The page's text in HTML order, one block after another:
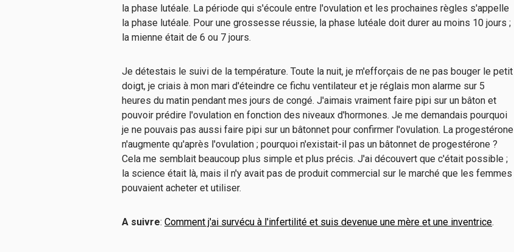
la phase lutéale. La période qui s'écoule entre l'ovulation et les prochaines règles s'appelle
la phase lutéale. Pour une grossesse réussie, la phase lutéale doit durer au moins 10 jours ;
la mienne était de 6 ou 7 jours.
Je détestais le suivi de la température. Toute la nuit, je m'efforçais de ne pas bouger le petit
doigt, je criais à mon mari d'éteindre ce fichu ventilateur et je réglais mon alarme sur 5
heures du matin pendant mes jours de congé. J'aimais vraiment faire pipi sur un bâton et
pouvoir prédire l'ovulation en fonction des niveaux d'hormones. Je me demandais pourquoi
je ne pouvais pas aussi faire pipi sur un bâtonnet pour confirmer l'ovulation. La progestérone
n'augmente qu'après l'ovulation ; pourquoi n'existait-il pas un bâtonnet de progestérone ?
Cela me semblait beaucoup plus simple et plus précis. J'ai découvert que c'était possible ;
la science était là, mais il n'y avait pas de produit commercial sur le marché que les femmes
pouvaient acheter et utiliser.
A suivre: Comment j'ai survécu à l'infertilité et suis devenue une mère et une inventrice.